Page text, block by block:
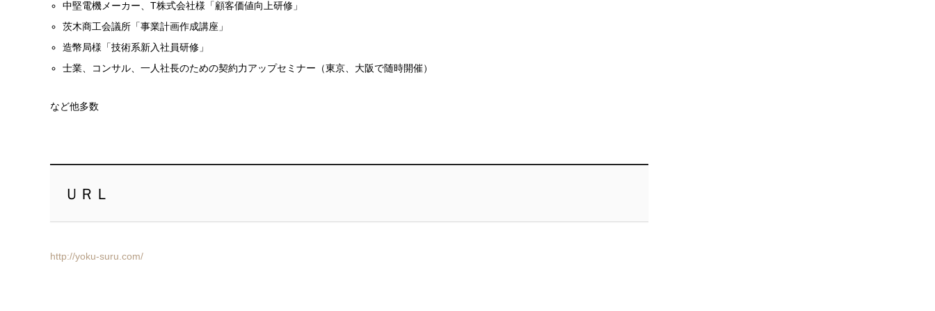
中堅電機メーカー、T株式会社様「顧客価値向上研修」
茨木商工会議所「事業計画作成講座」
造幣局様「技術系新入社員研修」
士業、コンサル、一人社長のための契約力アップセミナー（東京、大阪で随時開催）
など他多数
ＵＲＬ
http://yoku-suru.com/